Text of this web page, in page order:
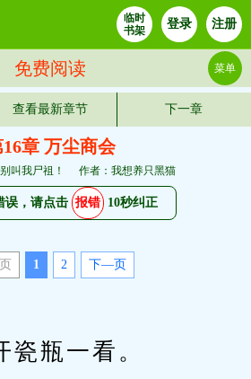
临时
书架
登录 注册
免费阅读 菜单
查看最新章节 下一章
章 万尘商会
叫我尸祖！ 作者：我想养只黑猫
误，请点击 报错 10秒纠正
1 2 下—页
瓶一看。